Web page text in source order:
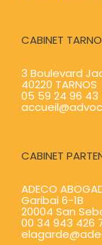
CABINET
3 Boulevard
40220 TARNOS
05 59 24 96 43
CABINET
ADECO
Garibai 6-1B
20004 San
00 34 943 426